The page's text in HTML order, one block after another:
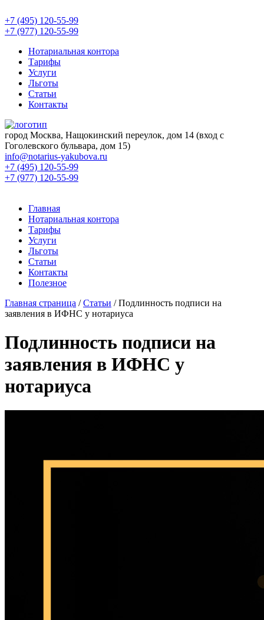
+7 (495) 120-55-99
+7 (977) 120-55-99
Нотариальная контора
Тарифы
Услуги
Льготы
Статьи
Контакты
город Москва, Нащокинский переулок, дом 14 (вход с
Гоголевского бульвара, дом 15)
info@notarius-yakubova.ru
+7 (495) 120-55-99
+7 (977) 120-55-99
Главная
Нотариальная контора
Тарифы
Услуги
Льготы
Статьи
Контакты
Полезное
Главная страница / Статьи / Подлинность подписи на
заявления в ИФНС у нотариуса
Подлинность подписи на
заявления в ИФНС у
нотариуса